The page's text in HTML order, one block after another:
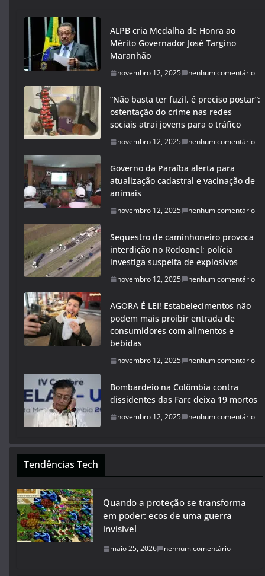
ALPB cria Medalha de Honra ao
Mérito Governador José Targino
Maranhão
novembro 12, 2025 nenhum comentário
“Não basta ter fuzil, é preciso postar”:
ostentação do crime nas redes
sociais atrai jovens para o tráfico
novembro 12, 2025 nenhum comentário
Governo da Paraíba alerta para
atualização cadastral e vacinação de
animais
novembro 12, 2025 nenhum comentário
Sequestro de caminhoneiro provoca
interdição no Rodoanel; polícia
investiga suspeita de explosivos
novembro 12, 2025 nenhum comentário
AGORA É LEI! Estabelecimentos não
podem mais proibir entrada de
consumidores com alimentos e
bebidas
novembro 12, 2025 nenhum comentário
Bombardeio na Colômbia contra
dissidentes das Farc deixa 19 mortos
novembro 12, 2025 nenhum comentário
Tendências Tech
Quando a proteção se transforma
em poder: ecos de uma guerra
invisível
maio 25, 2026 nenhum comentário